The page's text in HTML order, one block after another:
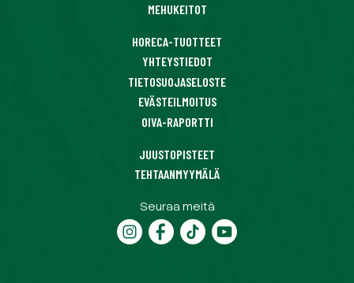
MEHUKEITOT
HORECA-TUOTTEET
YHTEYSTIEDOT
TIETOSUOJASELOSTE
EVÄSTEILMOITUS
OIVA-RAPORTTI
JUUSTOPISTEET
TEHTAANMYYMÄLÄ
Seuraa meitä